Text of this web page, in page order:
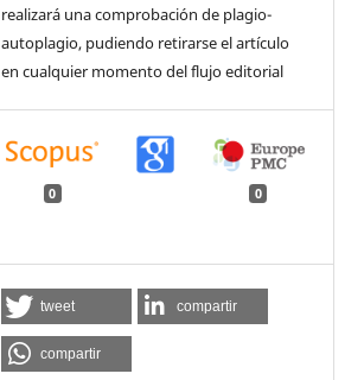
realizará una comprobación de plagio-
autoplagio, pudiendo retirarse el artículo
en cualquier momento del flujo editorial
0 0
tweet compartir
compartir